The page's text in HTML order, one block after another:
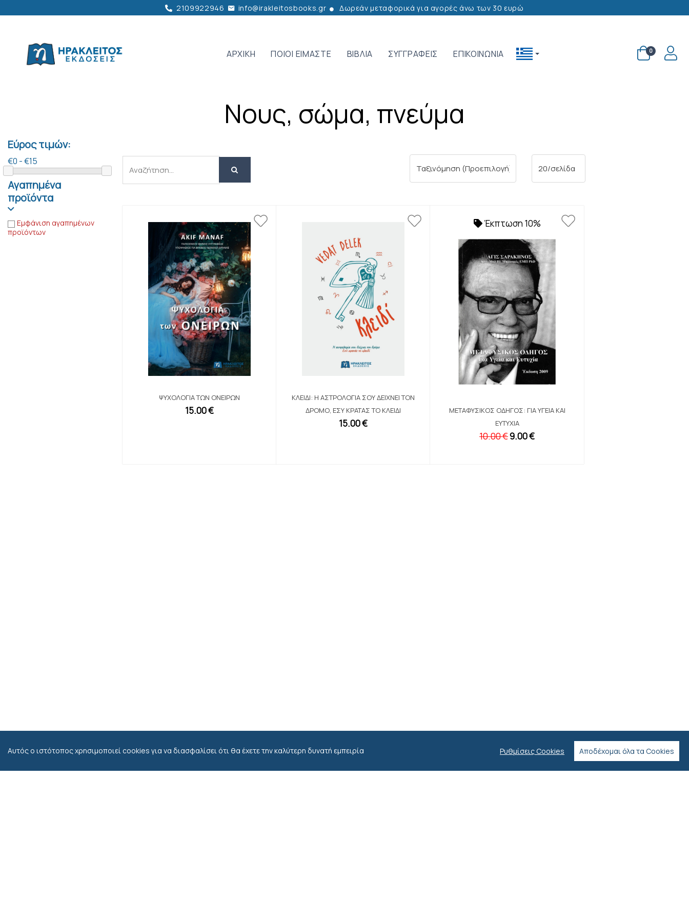
2109922946 info@irakleitosbooks.gr Δωρεάν μεταφορικά για αγορές άνω των 30 ευρώ
ΑΡΧΙΚΗ ΠΟΙΟΙ ΕΙΜΑΣΤΕ ΒΙΒΛΙΑ ΣΥΓΓΡΑΦΕΙΣ ΕΠΙΚΟΙΝΩΝΙΑ
Greek
0
Νους, σώμα, πνεύμα
Εύρος τιμών:
€0 - €15
Αγαπημένα
προϊόντα
Εμφάνιση αγαπημένων
προϊόντων
Αναζήτηση
ΨΥΧΟΛΟΓΊΑ ΤΩΝ ΟΝΕΊΡΩΝ
15.00 €
ΚΛΕΙΔΊ: Η ΑΣΤΡΟΛΟΓΊΑ ΣΟΥ ΔΕΊΧΝΕΙ ΤΟΝ
ΔΡΌΜΟ, ΕΣΎ ΚΡΑΤΆΣ ΤΟ ΚΛΕΙΔΊ
15.00 €
Έκπτωση 10%
ΜΕΤΑΦΥΣΙΚΌΣ ΟΔΗΓΌΣ: ΓΙΑ ΥΓΕΊΑ ΚΑΙ
ΕΥΤΥΧΊΑ
10.00 €9.00 €
Αυτός ο ιστότοπος χρησιμοποιεί cookies για να διασφαλίσει ότι θα έχετε την καλύτερη δυνατή εμπειρία Ρυθμίσεις Cookies Αποδέχομαι όλα τα Cookies